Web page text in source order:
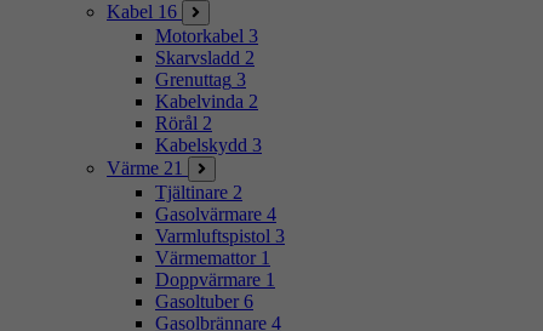
Kabel 16
Motorkabel 3
Skarvsladd 2
Grenuttag 3
Kabelvinda 2
Rörål 2
Kabelskydd 3
Värme 21
Tjältinare 2
Gasolvärmare 4
Varmluftspistol 3
Värmemattor 1
Doppvärmare 1
Gasoltuber 6
Gasolbrännare 4